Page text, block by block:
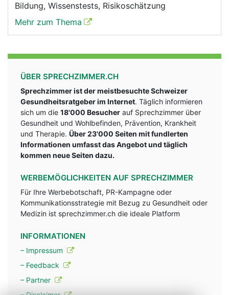
Bildung, Wissenstests, Risikoschätzung
Mehr zum Thema
ÜBER SPRECHZIMMER.CH
Sprechzimmer ist der meistbesuchte Schweizer
Gesundheitsratgeber im Internet. Täglich informieren
sich um die 18'000 Besucher auf Sprechzimmer über
Gesundheit und Wohlbefinden, Prävention, Krankheit
und Therapie. Über 23'000 Seiten mit fundlerten
Informationen umfasst das Angebot und täglich
kommen neue Seiten dazu.
WERBEMÖGLICHKEITEN AUF SPRECHZIMMER
Für Ihre Werbebotschaft, PR-Kampagne oder
Kommunikationsstrategie mit Bezug zu Gesundheit oder
Medizin ist sprechzimmer.ch die ideale Platform
INFORMATIONEN
– Impressum
– Feedback
– Partner